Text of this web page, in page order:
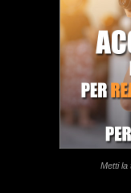
Metti la